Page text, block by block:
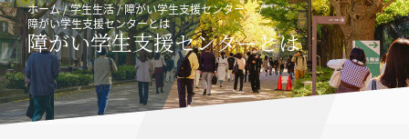
ホーム 学生生活
障がい学生支援センター
障がい学生支援センターとは
障がい学生支援センターとは